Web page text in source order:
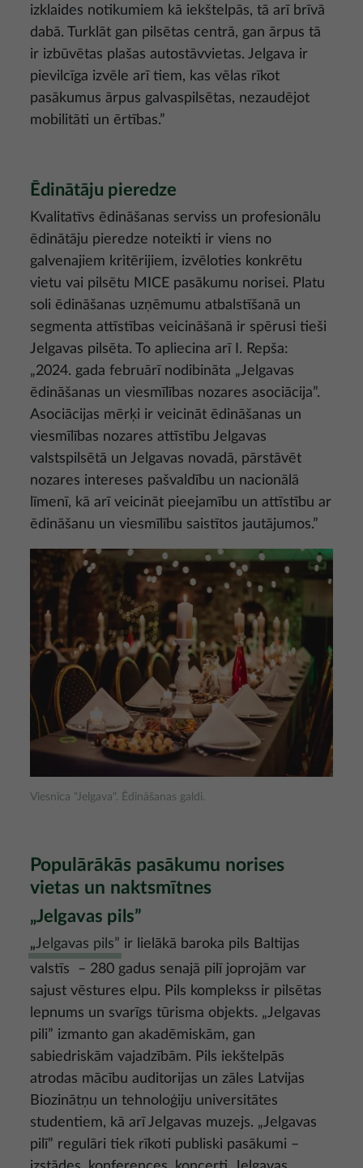
izklaides notikumiem kā iekštelpās, tā arī brīvā
dabā. Turklāt gan pilsētas centrā, gan ārpus tā
ir izbūvētas plašas autostāvvietas. Jelgava ir
pievilcīga izvēle arī tiem, kas vēlas rīkot
pasākumus ārpus galvaspilsētas, nezaudējot
mobilitāti un ērtības.”
Ēdinātāju pieredze
Kvalitatīvs ēdināšanas serviss un profesionālu
ēdinātāju pieredze noteikti ir viens no
galvenajiem kritērijiem, izvēloties konkrētu
vietu vai pilsētu MICE pasākumu norisei. Platu
soli ēdināšanas uzņēmumu atbalstīšanā un
segmenta attīstības veicināšanā ir spērusi tieši
Jelgavas pilsēta. To apliecina arī I. Repša:
„2024. gada februārī nodibināta „Jelgavas
ēdināšanas un viesmīlības nozares asociācija”.
Asociācijas mērķi ir veicināt ēdināšanas un
viesmīlības nozares attīstību Jelgavas
valstspilsētā un Jelgavas novadā, pārstāvēt
nozares intereses pašvaldību un nacionālā
līmenī, kā arī veicināt pieejamību un attīstību ar
ēdināšanu un viesmīlību saistītos jautājumos.”
Attēls
Viesnīca "Jelgava". Ēdināšanas galdi.
Populārākās pasākumu norises
vietas un naktsmītnes
„Jelgavas pils”
„Jelgavas pils” ir lielākā baroka pils Baltijas
valstīs – 280 gadus senajā pilī joprojām var
sajust vēstures elpu. Pils komplekss ir pilsētas
lepnums un svarīgs tūrisma objekts. „Jelgavas
pili” izmanto gan akadēmiskām, gan
sabiedriskām vajadzībām. Pils iekštelpās
atrodas mācību auditorijas un zāles Latvijas
Biozinātņu un tehnoloģiju universitātes
studentiem, kā arī Jelgavas muzejs. „Jelgavas
pilī” regulāri tiek rīkoti publiski pasākumi –